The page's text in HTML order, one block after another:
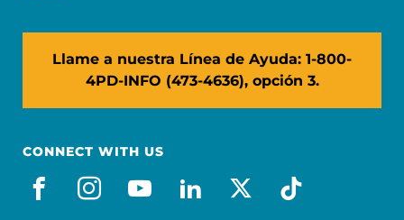
Llame a nuestra Línea de Ayuda: 1-800-
4PD-INFO (473-4636), opción 3.
CONNECT WITH US
facebook_es
instagram
youtube
linkedin
x-socialtiktok